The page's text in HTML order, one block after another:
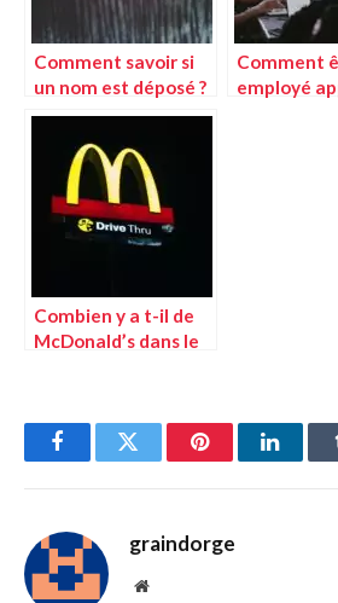
Comment savoir si
un nom est déposé ?
Le guide pour vérifier
la disponibilité d’une
marque
Comment
employé
Combien y a t-il de
McDonald’s dans le
FacebookTwitter Pinterest
graindorge
Site